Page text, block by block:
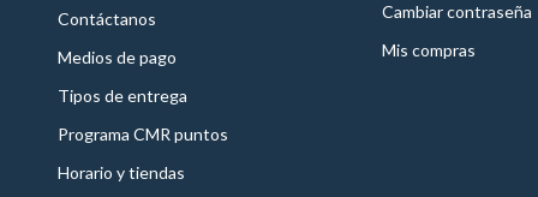
Contáctanos
Medios de pago
Tipos de entrega
Programa CMR puntos
Horario y tiendas
Cambiar contraseña
Mis compras